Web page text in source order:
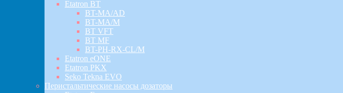
Etatron BT
BT-MA/AD
BT-MA/M
BT VFT
BT MF
BT-PH-RX-CL/M
Etatron eONE
Etatron PKX
Seko Tekna EVO
Перистальтические насосы дозаторы